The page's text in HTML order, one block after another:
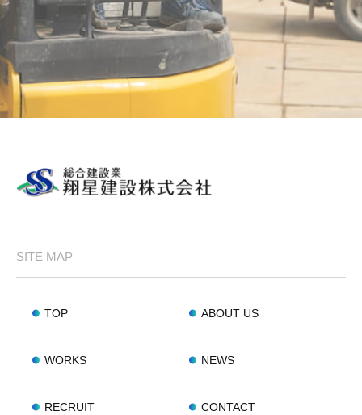
SITE MAP
TOP ABOUT US
WORKS NEWS
RECRUIT CONTACT